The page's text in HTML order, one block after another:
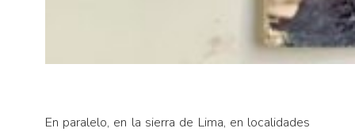
En paralelo, en la sierra de Lima, en localidades